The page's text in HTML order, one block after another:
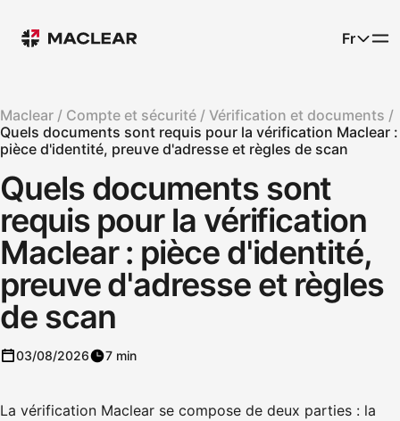
Fr
Maclear / Compte et sécurité / Vérification et documents /
Quels documents sont requis pour la vérification Maclear :
pièce d'identité, preuve d'adresse et règles de scan
Quels documents sont
requis pour la vérification
Maclear : pièce d'identité,
preuve d'adresse et règles
de scan
03/08/2026 7 min
La vérification Maclear se compose de deux parties : la